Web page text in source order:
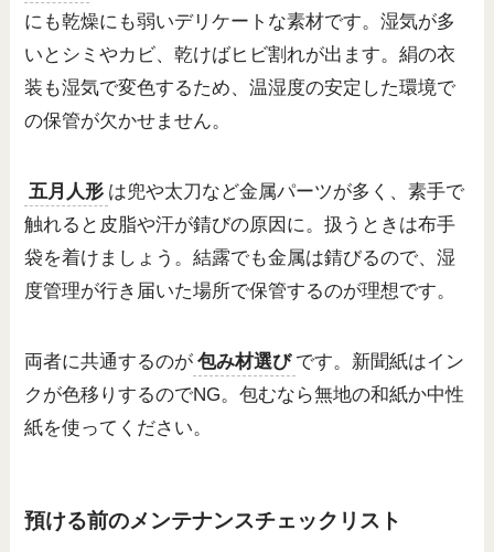
にも乾燥にも弱いデリケートな素材です。湿気が多
いとシミやカビ、乾けばヒビ割れが出ます。絹の衣
装も湿気で変色するため、温湿度の安定した環境で
の保管が欠かせません。
五月人形 は兜や太刀など金属パーツが多く、素手で
触れると皮脂や汗が錆びの原因に。扱うときは布手
袋を着けましょう。結露でも金属は錆びるので、湿
度管理が行き届いた場所で保管するのが理想です。
両者に共通するのが 包み材選び です。新聞紙はイン
クが色移りするのでNG。包むなら無地の和紙か中性
紙を使ってください。
預ける前のメンテナンスチェックリスト